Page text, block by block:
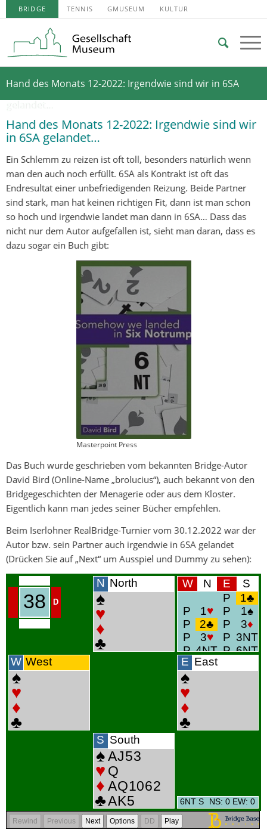
BRIDGE TENNIS GMUSEUM KULTUR
Hand des Monats 12-2022: Irgendwie sind wir in 6SA
Hand des Monats 12-2022: Irgendwie sind wir
in 6SA gelandet…
Ein Schlemm zu reizen ist oft toll, besonders natürlich wenn
man den auch noch erfüllt. 6SA als Kontrakt ist oft das
Endresultat einer unbefriedigenden Reizung. Beide Partner
sind stark, man hat keinen richtigen Fit, dann ist man schon
so hoch und irgendwie landet man dann in 6SA… Dass das
nicht nur dem Autor aufgefallen ist, sieht man daran, dass es
dazu sogar ein Buch gibt:
Masterpoint Press
Das Buch wurde geschrieben vom bekannten Bridge-Autor
David Bird (Online-Name „brolucius“), auch bekannt von den
Bridgegeschichten der Menagerie oder aus dem Kloster.
Eigentlich kann man jedes seiner Bücher empfehlen.
Beim Iserlohner RealBridge-Turnier vom 30.12.2022 war der
Autor bzw. sein Partner auch irgendwie in 6SA gelandet
(Drücken Sie auf „Next“ um Ausspiel und Dummy zu sehen):